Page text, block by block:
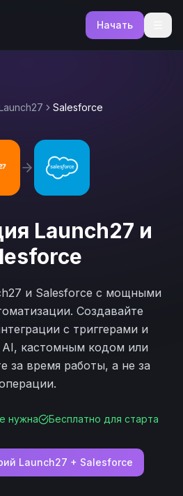
Начать
Salesforce
Launch27 и
и Salesforce с мощными
Создавайте
с триггерами и
кастомным кодом или
за время работы, а не за
нужна Бесплатно для старта
Launch27 + Salesforce